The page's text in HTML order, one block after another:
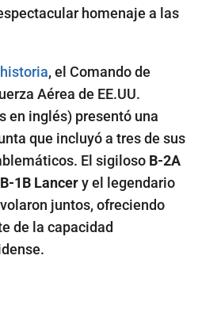
homenaje a las
historia, el Comando de
Aérea de EE.UU.
en inglés) presentó una
que incluyó a tres de sus
El sigiloso B-2A
B-1B Lancery el legendario
volaron juntos, ofreciendo
de la capacidad